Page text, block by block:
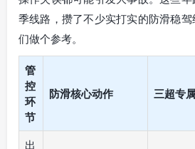
季线路，攒了不少实打实的防滑稳
们做个参考。
管
控
环
节
防滑核心动作 三超专
出